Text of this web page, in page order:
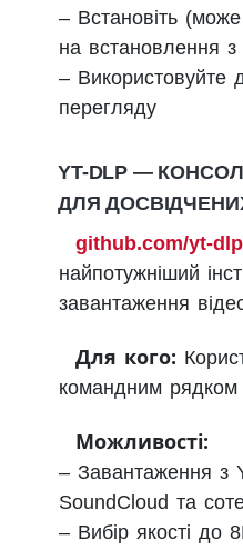
– Встановіть
на встановлення
– Використовуйте
перегляду
YT-DLP —
ДЛЯ
github.com/yt-
найпотужніший
завантаження
Для кого:
командним рядком
Можливості:
– Завантаження з
SoundCloud та
– Вибір якості до